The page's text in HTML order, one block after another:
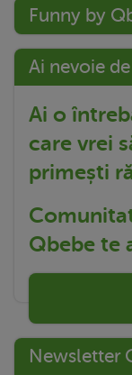
Funny by
Ai nevoie
Ai o
care vrei
primești
Qbebe te
Newsletter